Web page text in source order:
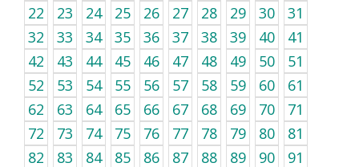
22
23 24 25 26 27 28 29 30
31
32
33 34 35 36 37 38 39 40
41
42
43 44 45 46 47 48 49 50
51
52
53 54 55 56 57 58 59 60
61
62
63 64 65 66 67 68 69 70
71
72
73 74 75 76 77 78 79 80
81
82
83 84 85 86 87 88 89 90
91